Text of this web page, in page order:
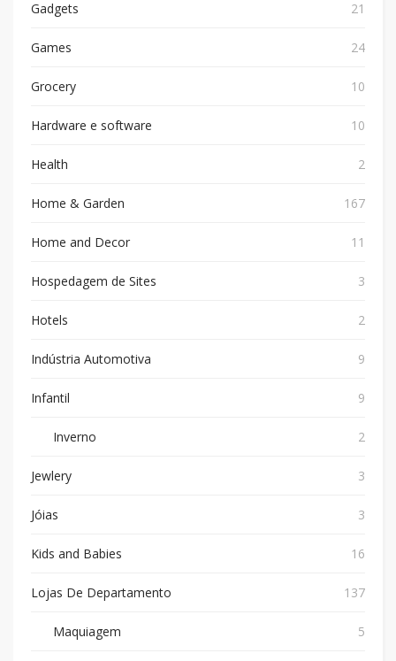
Gadgets 21
Games 24
Grocery 10
Hardware e software 10
Health 2
Home & Garden 167
Home and Decor 11
Hospedagem de Sites 3
Hotels 2
Indústria Automotiva 9
Infantil 9
Inverno 2
Jewlery 3
Jóias 3
Kids and Babies 16
Lojas De Departamento 137
Maquiagem 5